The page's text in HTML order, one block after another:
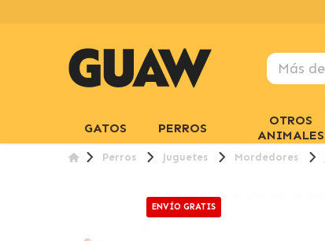
GATOS PERROS
OTROS
ANIMALES
Perros Juguetes Mordedores
ENVÍO GRATIS